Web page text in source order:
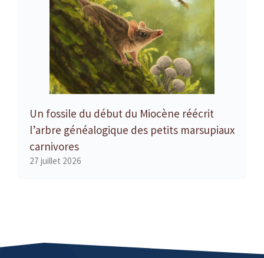
Un fossile du début du Miocène réécrit
l’arbre généalogique des petits marsupiaux
carnivores
27 juillet 2026